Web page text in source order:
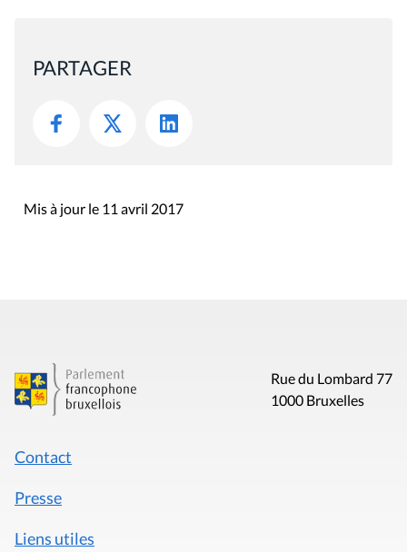
PARTAGER
Mis à jour le 11 avril 2017
Rue du Lombard 77
1000 Bruxelles
Contact
Presse
Liens utiles